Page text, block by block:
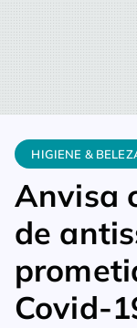
Home Higiene &
HIGIENE &
Anvisa
de
Covid-